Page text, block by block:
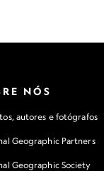
NÓS
autores e fotógrafos
Geographic Partners
Geographic Society